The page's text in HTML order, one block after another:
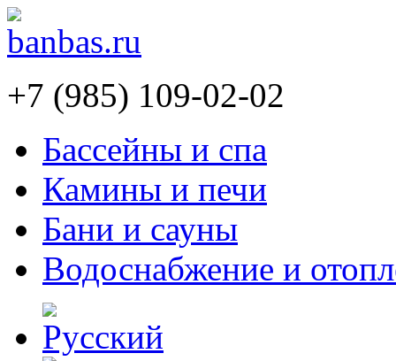
+7 (985) 109-02-02
Бассейны и спа
Камины и печи
Бани и сауны
Водоснабжение и